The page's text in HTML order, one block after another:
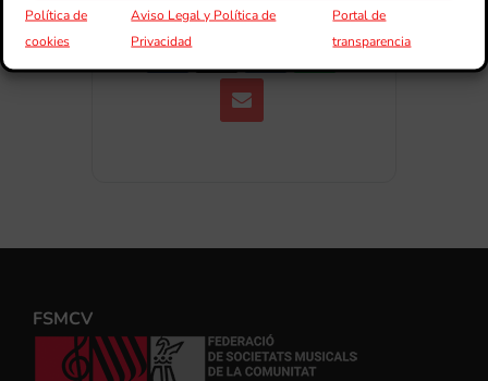
Política de
cookies
Aviso Legal y Política de
Privacidad
Portal de
transparencia
FSMCV